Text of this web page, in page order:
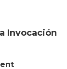
Invocación